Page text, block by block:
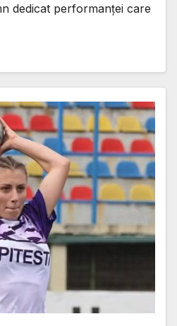
dedicat performanței care